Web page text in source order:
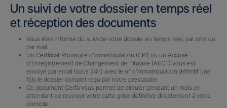
Un suivi de votre dossier en temps réel
et réception des documents
Vous êtes informé du suivi de votre dossier en temps réel, par sms ou
par mail.
Un Certificat Provisoire d’immatriculation (CPI) ou un Accusé
d’Enregistrement de Changement de Titulaire (AECT) vous est
envoyé par email (sous 24h) avec le n° d’immatriculation définitif une
fois le dossier complet reçu par notre prestataire.
Ce document Cerfa vous permet de circuler pendant un mois en
attendant de recevoir votre carte grise définitive directement à votre
domicile.